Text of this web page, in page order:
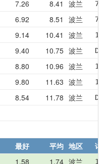
7.26 8.41 波兰
6.92 8.51 波兰
9.14 10.41 波兰
9.40 10.75 波兰
8.80 10.96 波兰
9.80 11.63 波兰
8.54 11.78 波兰
最好 平均 地区
详
1.58 1.74 波兰